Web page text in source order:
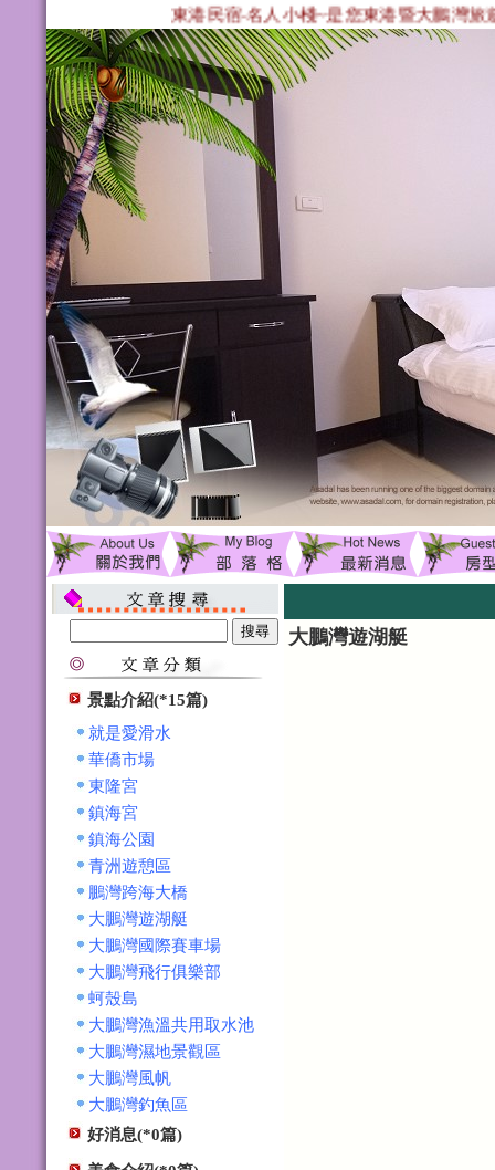
東港民宿‧名人小棧~是您東港暨大鵬灣旅
景點介紹(*15篇)
就是愛滑水
華僑市場
東隆宮
鎮海宮
鎮海公園
青洲遊憩區
鵬灣跨海大橋
大鵬灣遊湖艇
大鵬灣國際賽車場
大鵬灣飛行俱樂部
蚵殼島
大鵬灣漁溫共用取水池
大鵬灣濕地景觀區
大鵬灣風帆
大鵬灣釣魚區
好消息(*0篇)
大鵬灣遊湖艇